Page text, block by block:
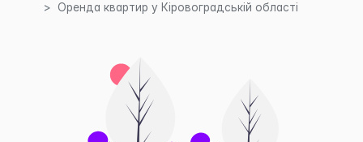
Оренда квартир у Кіровоградській області